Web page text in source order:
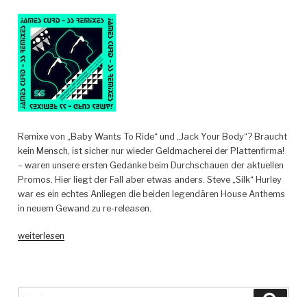
Remixe von „Baby Wants To Ride“ und „Jack Your Body“? Braucht
kein Mensch, ist sicher nur wieder Geldmacherei der Plattenfirma!
– waren unsere ersten Gedanke beim Durchschauen der aktuellen
Promos. Hier liegt der Fall aber etwas anders. Steve „Silk“ Hurley
war es ein echtes Anliegen die beiden legendären House Anthems
in neuem Gewand zu re-releasen.
„Jamie
weiterlesen